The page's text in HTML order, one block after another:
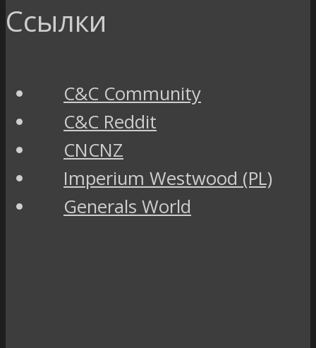
Ссылки
C&C Community
C&C Reddit
CNCNZ
Imperium Westwood (PL)
Generals World